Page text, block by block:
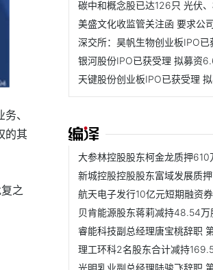
、
的其
之
深交所：昊帆生物创业板IPO已
银河股份IPO已获受理 拟募资
天键股份创业板IPO已获受理